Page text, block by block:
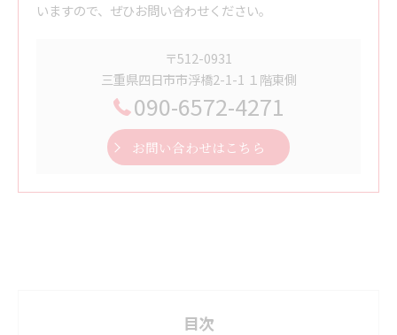
いますので、ぜひお問い合わせください。
〒512-0931
三重県四日市市浮橋2-1-1 １階東側
090-6572-4271
お問い合わせはこちら
目次